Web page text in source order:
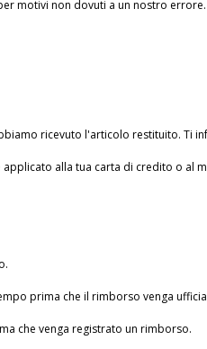
motivi non dovuti a un nostro errore.
ricevuto l'articolo restituito.
alla tua carta di credito o
prima che il rimborso venga
che venga registrato un rimborso.